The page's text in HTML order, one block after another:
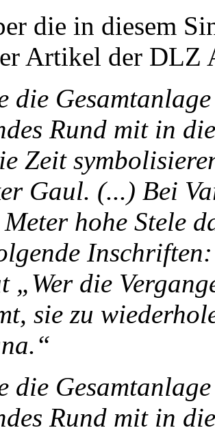
die in diesem
Artikel der DLZ
die
Rund mit in
Zeit
Gaul. (...) Bei
hohe Stele
„Wer die
sie zu
die
Rund mit in